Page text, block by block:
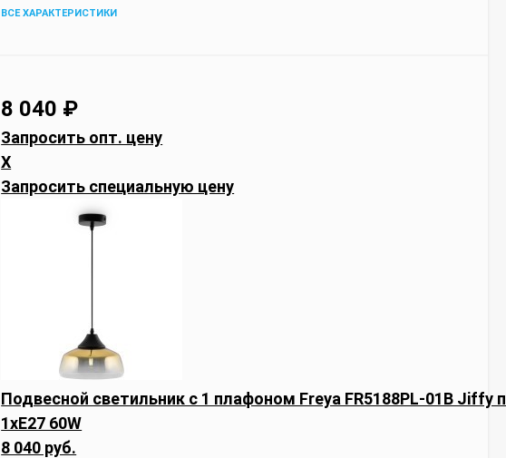
ВСЕ ХАРАКТЕРИСТИКИ
8 040 ₽
Запросить опт. цену
X
Запросить специальную цену
Подвесной светильник с 1 плафоном Freya FR5188PL-01B Jiffy
1xE27 60W
8 040 руб.